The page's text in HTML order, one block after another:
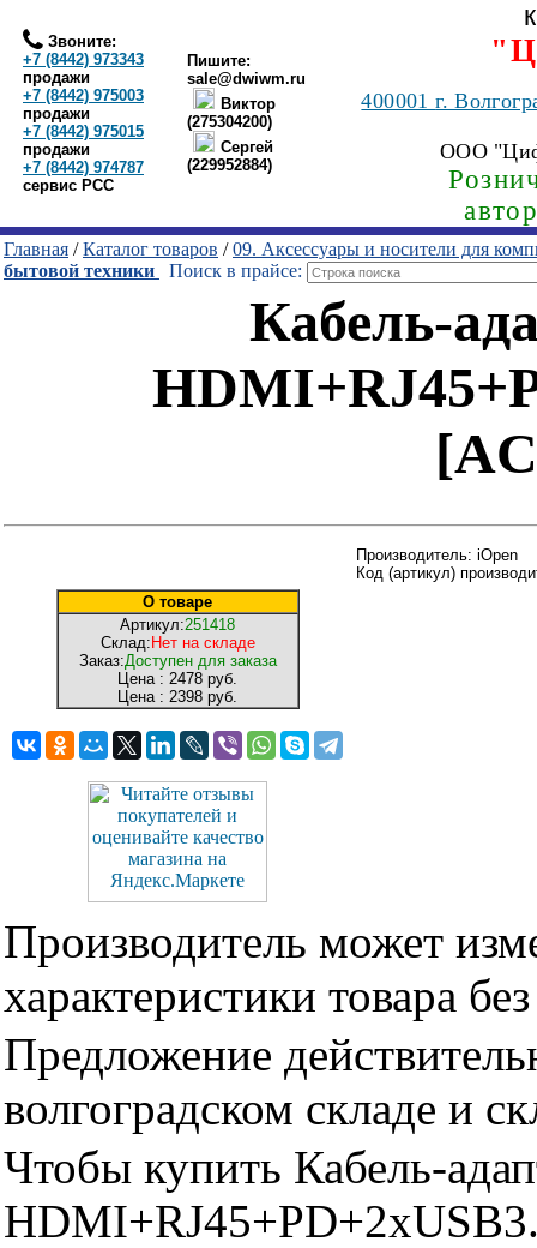
Звоните:
+7 (8442) 973343
продажи
+7 (8442) 975003
продажи
+7 (8442) 975015
продажи
+7 (8442) 974787
сервис РСС
Пишите:
sale@dwiwm.ru
Виктор
(275304200)
Сергей
(229952884)
400001г.
ООО
Главная /Каталог товаров /09. Аксессуары и носители для
бытовой техники
Поиск в прайсе:
Кабель-
О товаре
Артикул:251418
Склад: Нет на складе
Заказ:Доступен для заказа
Цена : 2478 руб.
Цена : 2398 руб.
Производитель: iOpen
Код (артикул)
Производитель может
характеристики товара
Предложение
волгоградском складе и
Чтобы купить Кабель-